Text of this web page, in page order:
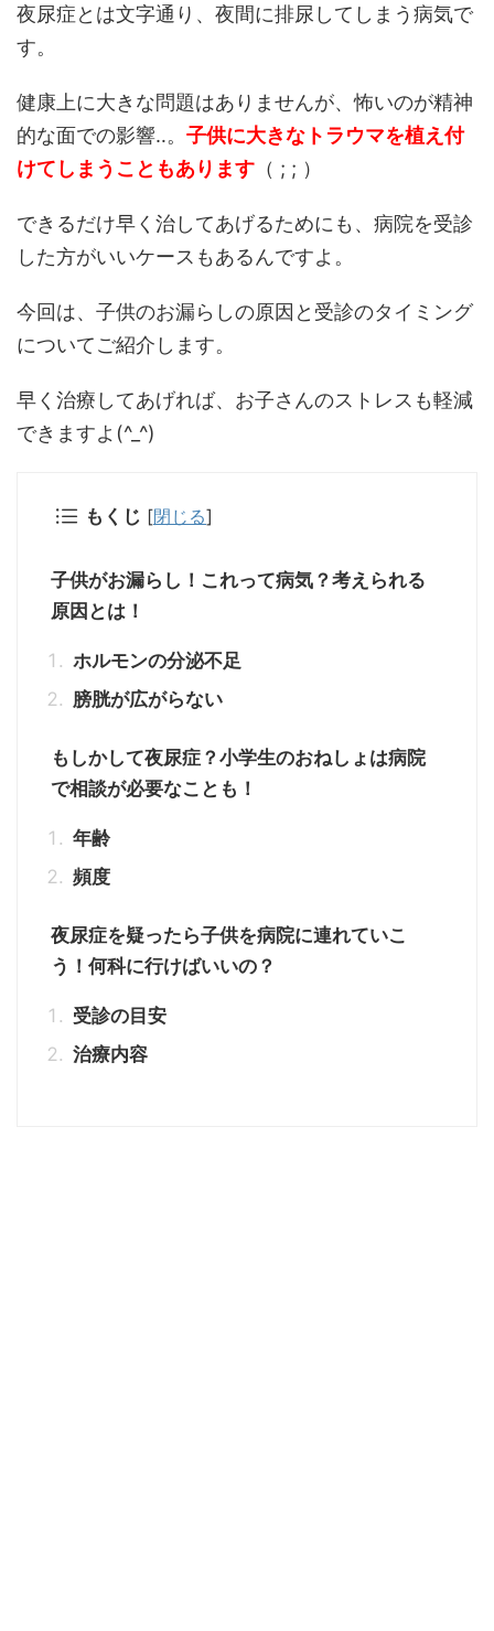
夜尿症とは文字通り、夜間に排尿してしまう病気で
す。
健康上に大きな問題はありませんが、怖いのが精神
的な面での影響‥。 子供に大きなトラウマを植え付
けてしまうこともあります （ ; ; ）
できるだけ早く治してあげるためにも、病院を受診
した方がいいケースもあるんですよ。
今回は、子供のお漏らしの原因と受診のタイミング
についてご紹介します。
早く治療してあげれば、お子さんのストレスも軽減
できますよ(^_^)
もくじ [閉じる]
子供がお漏らし！これって病気？考えられる
原因とは！
ホルモンの分泌不足
膀胱が広がらない
もしかして夜尿症？小学生のおねしょは病院
で相談が必要なことも！
年齢
頻度
夜尿症を疑ったら子供を病院に連れていこ
う！何科に行けばいいの？
受診の目安
治療内容